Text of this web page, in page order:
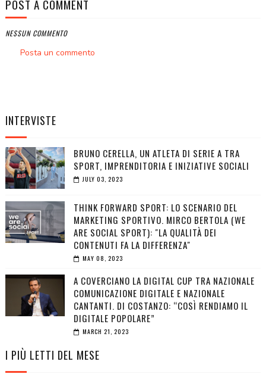
POST A COMMENT
NESSUN COMMENTO
Posta un commento
INTERVISTE
BRUNO CERELLA, UN ATLETA DI SERIE A TRA
SPORT, IMPRENDITORIA E INIZIATIVE SOCIALI
JULY 03, 2023
THINK FORWARD SPORT: LO SCENARIO DEL
MARKETING SPORTIVO. MIRCO BERTOLA (WE
ARE SOCIAL SPORT): "LA QUALITÀ DEI
CONTENUTI FA LA DIFFERENZA"
MAY 08, 2023
A COVERCIANO LA DIGITAL CUP TRA NAZIONALE
COMUNICAZIONE DIGITALE E NAZIONALE
CANTANTI. DI COSTANZO: “COSÌ RENDIAMO IL
DIGITALE POPOLARE”
MARCH 21, 2023
I PIÙ LETTI DEL MESE